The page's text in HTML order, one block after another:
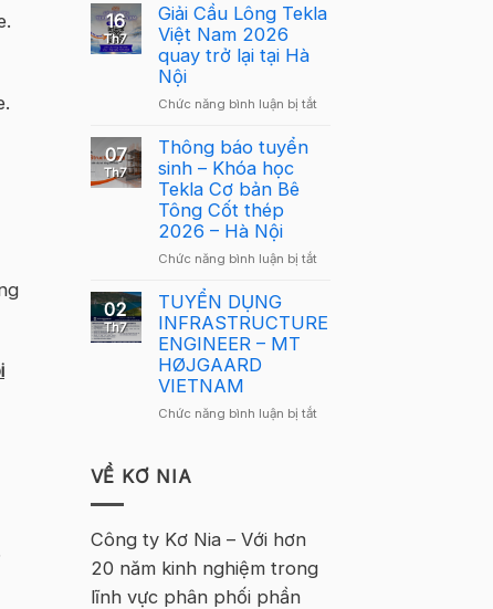
dụng
Bố
Giải
Hà
16
Th7
Giải Cầu Lông Tekla
Việt Nam 2026
quay trở lại tại Hà
Nội
Chức năng bình luận bị tắtở
quay
tại
07
Th7
Thông báo tuyển
sinh – Khóa học
Tekla Cơ bản Bê
Tông Cốt thép
2026 – Hà Nội
Chức năng bình luận bị tắtở
tuyển
Tekla
–
02
Th7
TUYỂN DỤNG
INFRASTRUCTURE
ENGINEER – MT
HØJGAARD
VIETNAM
Chức năng bình luận bị tắtở
VIETNAM
VỀ KƠ NIA
Công ty Kơ Nia – Với hơn
20 năm kinh nghiệm trong
lĩnh vực phân phối phần